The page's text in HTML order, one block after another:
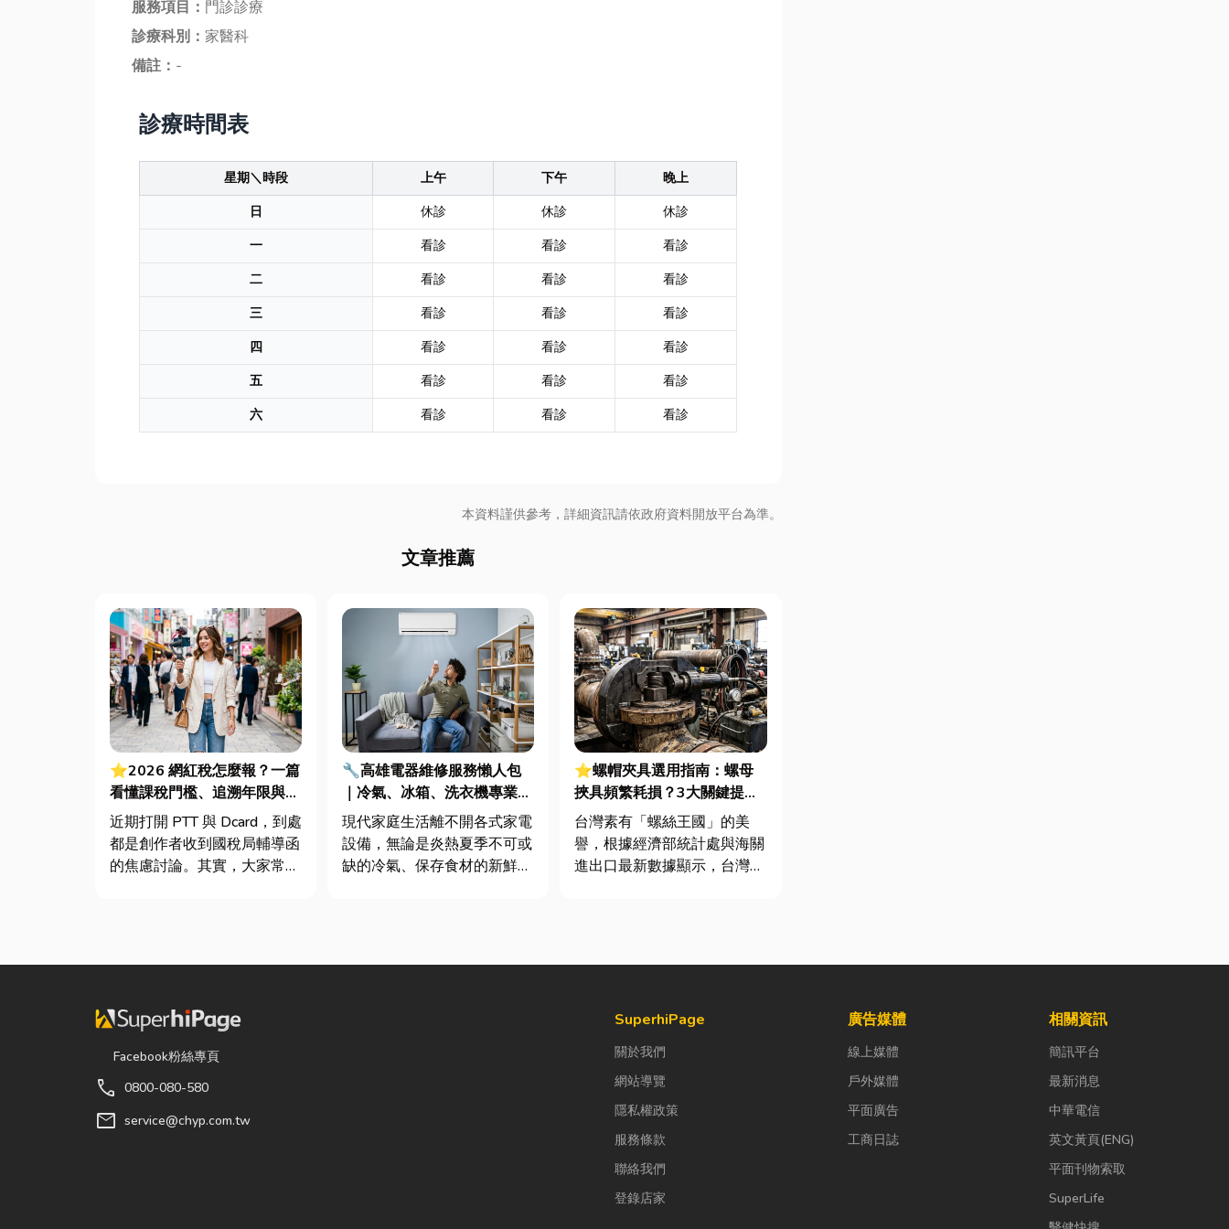
服務項目： 門診診療
診療科別： 家醫科
備註： -
診療時間表
星期＼時段 上午 下午
晚上
日
休診 休診
休診
一
看診 看診
看診
二
看診 看診
看診
三
看診 看診
看診
四
看診 看診
看診
五
看診 看診
看診
六
看診 看診 看診
本資料謹供參考，詳細資訊請依政府資料開放平台為準。
文章推薦
⭐2026 網紅稅怎麼報？一篇
看懂課稅門檻、追溯年限與合
法節稅，文末加碼會計/記帳
士推薦
近期打開 PTT 與 Dcard，到處
都是創作者收到國稅局輔導函
的焦慮討論。其實，大家常說
🔧高雄電器維修服務懶人包
｜冷氣、冰箱、洗衣機專業維
修
現代家庭生活離不開各式家電
設備，無論是炎熱夏季不可或
缺的冷氣、保存食材的新鮮冰
⭐螺帽夾具選用指南：螺母
挾具頻繁耗損？3大關鍵提升
扣件成型良率與壽命
台灣素有「螺絲王國」的美
譽，根據經濟部統計處與海關
進出口最新數據顯示，台灣扣
Facebook粉絲專頁
call 0800-080-580
mail service@chyp.com.tw
SuperhiPage
關於我們
網站導覽
隱私權政策
服務條款
聯絡我們
登錄店家
廣告媒體
線上媒體
戶外媒體
平面廣告
工商日誌
相關資訊
簡訊平台
最新消息
中華電信
英文黃頁(ENG)
平面刊物索取
SuperLife